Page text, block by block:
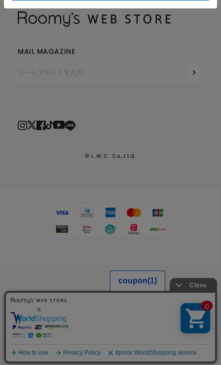
MAIL MAGAZINE
© L.W.C. Co.,Ltd.